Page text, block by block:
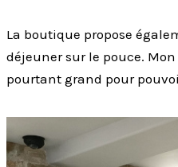
La boutique propose
déjeuner sur le pouce.
pourtant grand pour